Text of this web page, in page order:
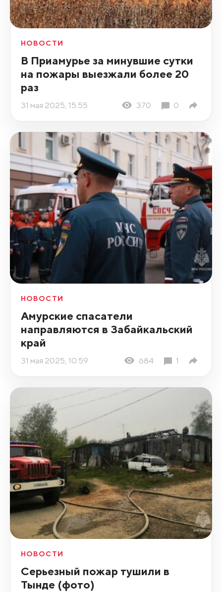
НОВОСТИ
В Приамурье за минувшие сутки
на пожары выезжали более 20
раз
31 мая 2025, 15:55 370 0
НОВОСТИ
Амурские спасатели
направляются в Забайкальский
край
31 мая 2025, 10:59 684 1
НОВОСТИ
Серьезный пожар тушили в
Тынде (фото)